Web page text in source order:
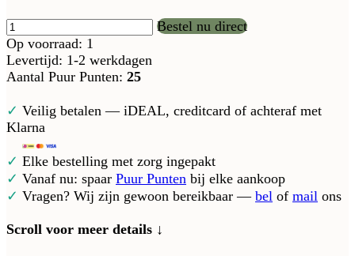
Bestel nu direct
Op voorraad: 1
Levertijd: 1-2 werkdagen
Aantal Puur Punten: 25
✓ Veilig betalen — iDEAL, creditcard of achteraf met
Klarna
✓ Elke bestelling met zorg ingepakt
✓ Vanaf nu: spaar Puur Punten bij elke aankoop
✓ Vragen? Wij zijn gewoon bereikbaar — bel of mail ons
Scroll voor meer details ↓